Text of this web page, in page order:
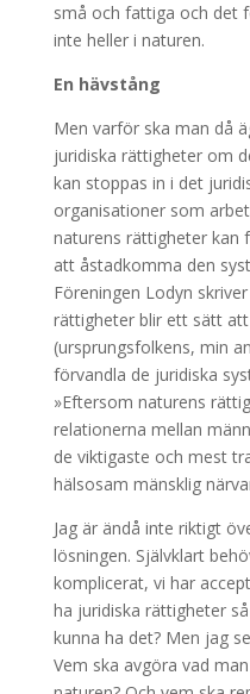
små och fattiga och det
inte heller i naturen.
En hävstång
Men varför ska man då
juridiska rättigheter om
kan stoppas in i det
organisationer som
naturens rättigheter kan
att åstadkomma den
Föreningen Lodyn
rättigheter blir ett sätt
(ursprungsfolkens, min
förvandla de juridiska
»Eftersom naturens
relationerna mellan
de viktigaste och mest
hälsosam mänsklig
Jag är ändå inte riktigt
lösningen. Självklart
komplicerat, vi har
ha juridiska rättigheter
kunna ha det? Men jag
Vem ska avgöra vad